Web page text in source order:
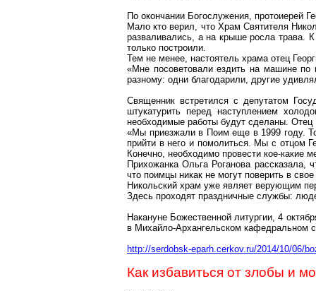
По окончании Богослужения, протоиерей
Мало кто верил, что Храм Святителя
разваливались, а на крыше росла трава.
только построили.
Тем не менее, настоятель храма отец
«Мне посоветовали ездить на машине по
разному: одни благодарили, другие
Священник встретился с депутатом
штукатурить перед наступлением
необходимые работы будут сделаны. Отец
«Мы приезжали в Поим еще в 1999 году.
прийти в него и помолиться. Мы с отцом
Конечно, необходимо провести кое-какие
Прихожанка Ольга Роганова рассказала,
что поимцы никак не могут поверить в свое
Никольский храм уже являет верующим
Здесь проходят праздничные службы:
Накануне Божественной литургии, 4
в Михайло-Архангельском кафедральном
http://serdobsk-eparh.cerkov.ru/2014/10/06/
Как избавиться от злобы и